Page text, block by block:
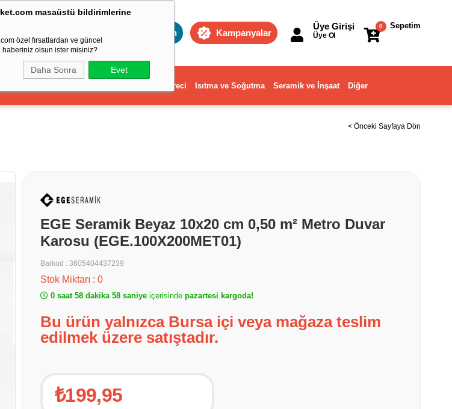
masaüstü bildirimlerine
özel fırsatlardan ve güncel
haberiniz olsun ister misiniz?
Daha Sonra Evet
Toptan Kampanyalar
Sepetim
0
Üye Girişi
Üye Ol
Dekorasyon ve Ev Gereci Isıtma ve Soğutma Seramik ve İnşaat Diğer
< Önceki Sayfaya Dön
EGE Seramik Beyaz 10x20 cm 0,50 m² Metro Duvar
Karosu (EGE.100X200MET01)
Barkod : 3605404437239
Stok Miktarı : 0
0 saat 58 dakika 58 saniye içerisinde pazartesi kargoda!
Bu ürün yalnızca Bursa içi veya mağaza teslim
edilmek üzere satıştadır.
₺199,95